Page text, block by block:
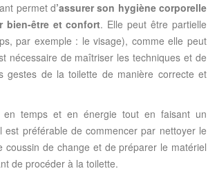
permet d’assurer son hygiène corporelle
bien-être et confort. Elle peut être partielle
par exemple : le visage), comme elle peut
nécessaire de maîtriser les techniques et de
gestes de la toilette de manière correcte et
en temps et en énergie tout en faisant un
est préférable de commencer par nettoyer le
coussin de change et de préparer le matériel
de procéder à la toilette.